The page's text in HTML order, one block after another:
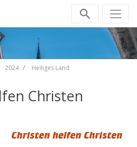
2024 Heiliges Land
Christen